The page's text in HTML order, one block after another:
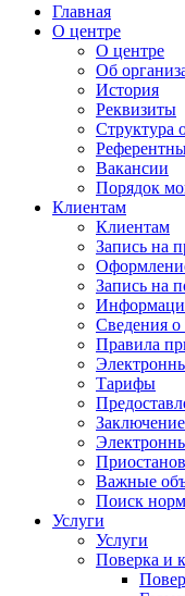
Главная
О центре
О центре
Об
История
Реквизиты
Структура
Вакансии
Порядок
Клиентам
Клиентам
Запись на
Запись на
Сведения о
Правила
Тарифы
Важные
Поиск
Услуги
Услуги
Поверка и